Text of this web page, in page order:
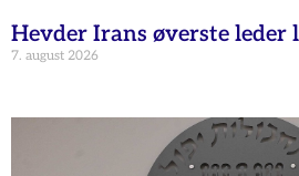
Hevder Irans øverste leder
7. august 2026